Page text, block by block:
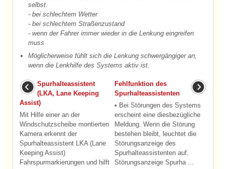
selbst.
- bei schlechtem Wetter
- bei schlechtem Straßenzustand
- wenn der Fahrer immer wieder in die Lenkung eingreifen
muss
Möglicherweise fühlt sich die Lenkung schwergängiger an,
wenn die Lenkhilfe des Systems aktiv ist.
Spurhalteassistent
(LKA, Lane Keeping
Assist)
Mit Hilfe einer an der
Windschutzscheibe montierten
Kamera erkennt der
Spurhalteassistent LKA (Lane
Keeping Assist)
Fahrspurmarkierungen und hilft
Fehlfunktion des
Spurhalteassistenten
• Bei Störungen des Systems
erscheint eine diesbezügliche
Meldung. Wenn die Störung
bestehen bleibt, leuchtet die
Störungsanzeige des
Spurhalteassistenten auf.
Störungsanzeige Spurha ...